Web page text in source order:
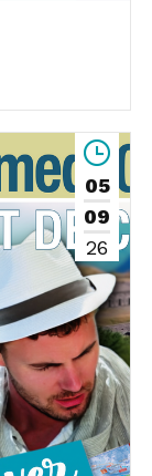
05
09
26